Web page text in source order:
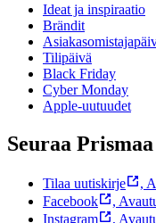
Ideat ja inspiraatio
Brändit
Tilipäivä
Black Friday
Cyber Monday
Apple-uutuudet
Seuraa Prismaa
Tilaa uutiskirje ,
Facebook
,
Instagram
,